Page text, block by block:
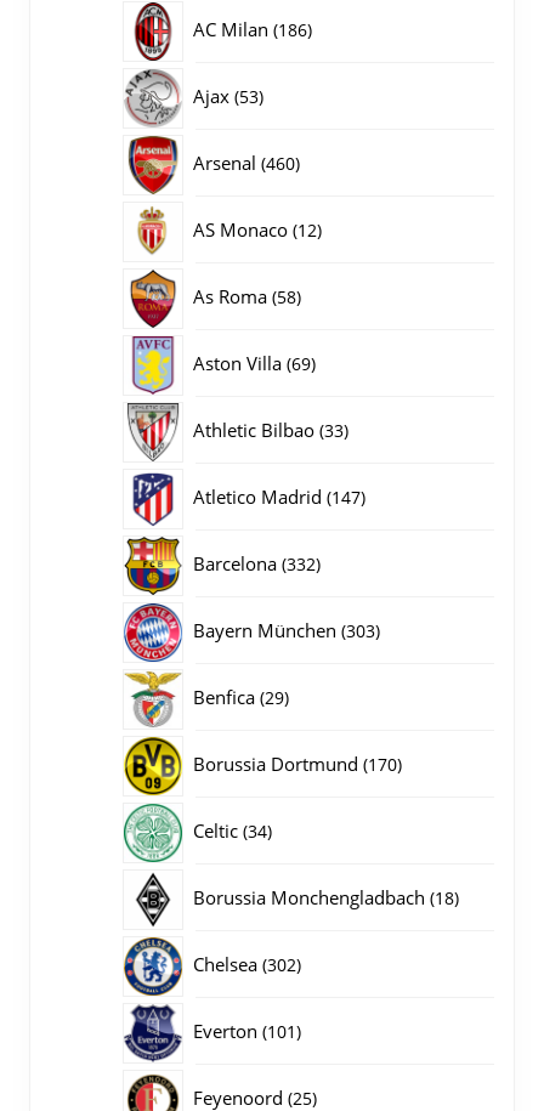
AC Milan 186186
Ajax 5353
Arsenal 460460
AS Monaco 1212
As Roma 5858
Aston Villa 6969
Athletic Bilbao 3333
Atletico Madrid 147147
Barcelona 332332
Bayern München 303303
Benfica 2929
Borussia Dortmund 170170
Celtic 3434
Borussia Monchengladbach 1818
Chelsea 302302
Everton 101101
Feyenoord 2525